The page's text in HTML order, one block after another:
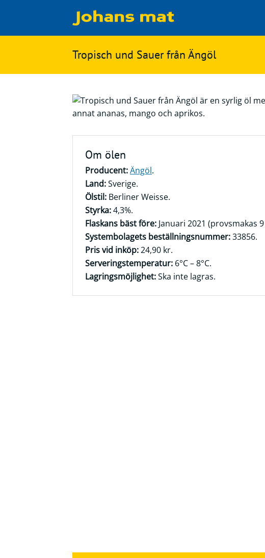
Matbloggen
Innertemperaturer
Ingredienser
på
Tropisch und Sauer från Ängöl
Om ölen
Producent:Ängöl.
Land:Sverige.
Ölstil: Berliner Weisse.
Styrka:4,3%.
Flaskans bäst före: Januari 2021 (provsmakas
Systembolagets beställningsnummer:33856.
Pris vid inköp:24,90 kr.
Serveringstemperatur: 6°C – 8°C.
Lagringsmöjlighet:Ska inte lagras.